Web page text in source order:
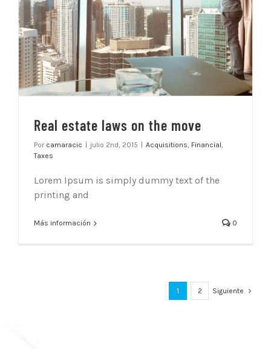
Real estate laws on the move
Por camaracic | julio 2nd, 2015 | Acquisitions, Financial,
Taxes
Lorem Ipsum is simply dummy text of the
printing and
Más información 0
1 2 Siguiente